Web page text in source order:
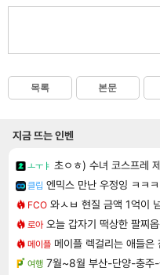
목록 본문
지금 뜨는 인벤
ㅗㅜㅑ 초ㅇㅎ) 수녀 코스프레
클립 엔믹스 만난 우정잉 ㅋㅋㅋ
FCO 와ㅅㅂ 현질 금액 1억이
로아 오늘 갑자기 떡상한 팔찌
메이플 메이플 렉걸리는 애들은
여행 7월~8월 부산-단양-충주-